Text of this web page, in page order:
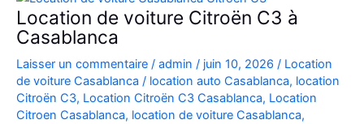
à
Casablanca
Louer
Facilement
Location de voiture Citroën C3 à
Casablanca
Laisser un commentaire / admin / juin 10, 2026 / Location
de voiture Casablanca / location auto Casablanca, location
Citroën C3, Location Citroën C3 Casablanca, Location
Citroen Casablanca, location de voiture Casablanca,